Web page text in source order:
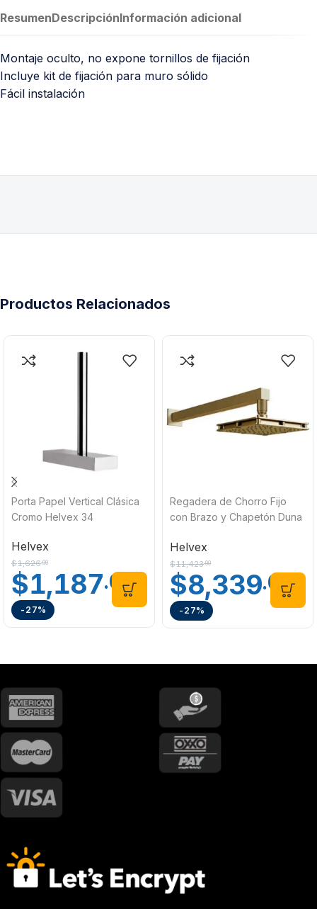
ResumenDescripciónInformación adicional
Montaje oculto, no expone tornillos de fijación
Incluye kit de fijación para muro sólido
Fácil instalación
Productos Relacionados
Porta Papel Vertical Clásica
Cromo Helvex 34
Helvex
$1,626.00
$1,187.00
-27%
Regadera de Chorro Fijo
con Brazo y Chapetón Duna
Helvex
$11,423.00
$8,339.00
-27%